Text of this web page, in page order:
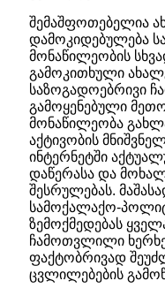
შემაშფოთებელია
დამოკიდებულება
მონაწილეობის
გამოკითხული
საზოგადოებრივი
გამოყენებული
მონაწილეობა
აქტივობის
ინტერნეტში
დაწერასა და
შესრულებას.
სამოქალაქო-
ზემოქმედებას
ჩამოთვლილი
ფაქტობრივად
ცვლილებების